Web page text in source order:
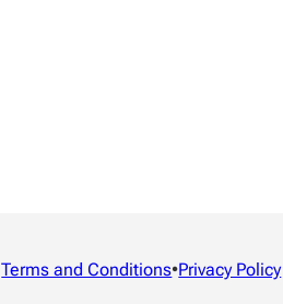
Privacy Policy
•
Terms and Conditions